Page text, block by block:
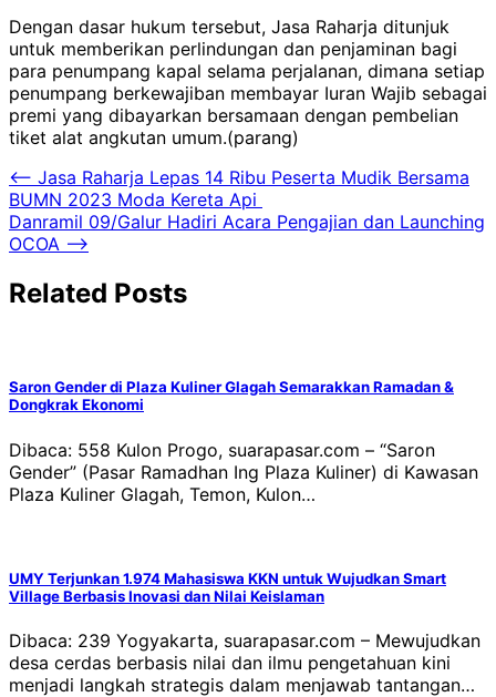
Dengan dasar hukum tersebut, Jasa Raharja ditunjuk
untuk memberikan perlindungan dan penjaminan bagi
para penumpang kapal selama perjalanan, dimana setiap
penumpang berkewajiban membayar Iuran Wajib sebagai
premi yang dibayarkan bersamaan dengan pembelian
tiket alat angkutan umum.(parang)
Navigasi
pos
⟵ Jasa Raharja Lepas 14 Ribu Peserta Mudik Bersama
BUMN 2023 Moda Kereta Api
Danramil 09/Galur Hadiri Acara Pengajian dan Launching
OCOA ⟶
Related Posts
Saron Gender di Plaza Kuliner Glagah Semarakkan Ramadan &
Dongkrak Ekonomi
Dibaca: 558 Kulon Progo, suarapasar.com – “Saron
Gender” (Pasar Ramadhan Ing Plaza Kuliner) di Kawasan
Plaza Kuliner Glagah, Temon, Kulon…
UMY Terjunkan 1.974 Mahasiswa KKN untuk Wujudkan Smart
Village Berbasis Inovasi dan Nilai Keislaman
Dibaca: 239 Yogyakarta, suarapasar.com – Mewujudkan
desa cerdas berbasis nilai dan ilmu pengetahuan kini
menjadi langkah strategis dalam menjawab tantangan…